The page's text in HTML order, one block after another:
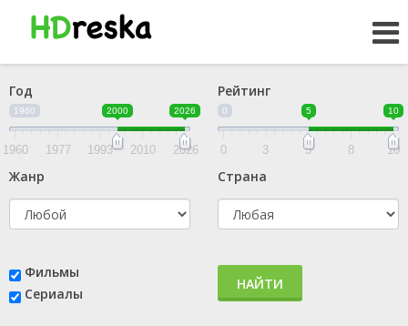
Год
1960 2000 2026
1960 1977 1993 2010 2026
Рейтинг
0 5 10
0 3 5 8 10
Жанр Страна
Фильмы
Сериалы
НАЙТИ